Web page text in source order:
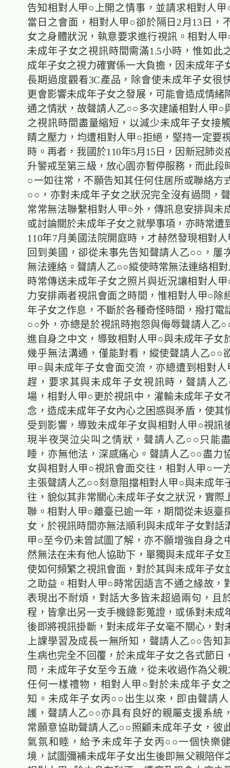
告知相對人甲○上開之情事，並請求相對人甲
當日之會面，相對人甲○卻於隔日2月13日，
女之身體狀況，執意要求進行視訊。相對人
未成年子女之視訊時間需滿1.5小時，惟如此
成年子女之視力確實係一大負擔，因未成年子
長期過度觀看3C產品，除會使未成年子女很
更會影響未成年子女之發展，可能會造成情緒
通之情狀，故聲請人乙○○多次建議相對人甲○
之視訊時間盡量縮短，以減少未成年子女接
睛之壓力，均遭相對人甲○拒絕，堅持一定要
時。再者，我國於110年5月15日，因新冠肺炎
升警戒至第三級，放心園亦暫停服務，而此段
○一如往常，不願告知其任何住居所或聯絡方
○○，亦對未成年子女之狀況完全沒有過問，
常常無法聯繫相對人甲○外，傳訊息安排與未
或討論關於未成年子女之就學事項，亦時常遭
110年7月美國法院開庭時，才赫然發現相對
回到美國，卻從未事先告知聲請人乙○○，屢
無法連絡。聲請人乙○○縱使時常無法連絡相
時常傳送未成年子女之照片與近況讓相對人
力安排兩者視訊會面之時間，惟相對人甲○除
年子女之作息，不斷於各種奇怪時間，撥打電
○○外，亦總是於視訊時抱怨與侮辱聲請人乙
進自身之中文，導致相對人甲○與未成年子女
幾乎無法溝通，僅能對看，縱使聲請人乙○○
甲○與未成年子女會面交流，亦總遭到相對
趕，要求其與未成年子女視訊時，聲請人
場，相對人甲○更於視訊中，灌輸未成年子女
念，造成未成年子女內心之困惑與矛盾，使其
受到影響，導致未成年子女與相對人甲○視訊
現半夜哭泣尖叫之情狀，聲請人乙○○只能
睡，亦無他法，深感痛心。聲請人乙○○盡力
女與相對人甲○視訊會面交往，相對人甲○一
主張聲請人乙○○刻意阻擋相對人甲○與未成年
往，貌似其非常關心未成年子女之狀況，實際
聯。相對人甲○離臺已逾一年，期間從未返臺
女，於視訊時間亦無法順利與未成年子女對話
甲○至今仍未曾試圖了解，亦不願增強自身之
然無法在未有他人協助下，單獨與未成年子女
使如何頻繁之視訊會面，對於其與未成年子女
之助益。相對人甲○時常因語言不通之緣故，
表現出不耐煩，對話大多皆未超過兩句，且
程，皆拿出另一支手機錄影蒐證，或係對未成
後即將視訊掛斷，對未成年子女毫不關心，對
上課學習及成長一無所知，聲請人乙○○告知
生病也完全不回覆，於未成年子女之各式節日
問，未成年子女至今五歲，從未收過作為父
任何一樣禮物，相對人甲○對於未成年子女
知。未成年子女丙○○出生以來，即由聲請
護，聲請人乙○○亦具有良好的親屬支援系統
常願意協助聲請人乙○○照顧未成年子女，彼
氣氛和睦，給予未成年子女丙○○一個快樂
境，試圖彌補未成年子女出生後即無父親陪伴